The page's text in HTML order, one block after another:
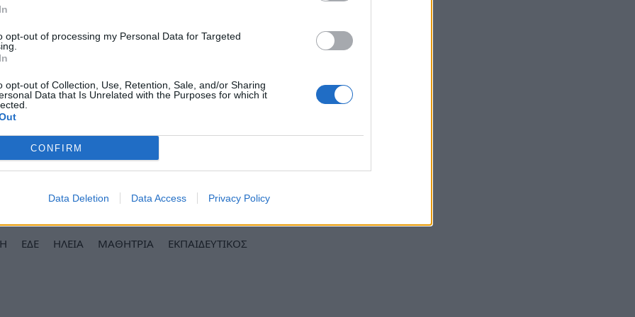
opt-out of processing my Personal Data for Targeted
opt-out of Collection, Use, Retention, Sale, and/or Sharing
Data that Is Unrelated with the Purposes for which it
CONFIRM
Data Deletion Data Access Privacy Policy
αποφάσισαν να διατάξουν Ένορκη
υπόθεσης.
προκειμένου να προστατευθούν οι
διαδικασία της έρευνας.
η προσεκτική διαχείρισή της είναι
πληροφορίες και να διασφαλιστεί η
και μάθετε πρώτοι όλες τις ειδήσεις
ΕΔΕ ΗΛΕΙΑ ΜΑΘΗΤΡΙΑ ΕΚΠΑΙΔΕΥΤΙΚΟΣ